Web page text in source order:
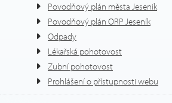
Povodňový plán města Jeseník
Povodňový plán ORP Jeseník
Odpady
Lékařská pohotovost
Zubní pohotovost
Prohlášení o přístupnosti webu